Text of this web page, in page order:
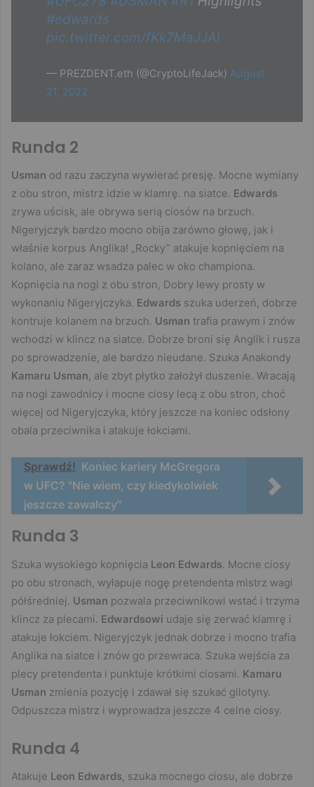
#edwards
pic.twitter.com/fKk7MaJJAl
— PREZDENT.eth (@CryptoLifeJack) August
21, 2022
Runda 2
Usman od razu zaczyna wywierać presję. Mocne wymiany
z obu stron, mistrz idzie w klamrę. na siatce. Edwards
zrywa uścisk, ale obrywa serią ciosów na brzuch.
Nigeryjczyk bardzo mocno obija zarówno głowę, jak i
właśnie korpus Anglika! „Rocky” atakuje kopnięciem na
kolano, ale zaraz wsadza palec w oko championa.
Kopnięcia na nogi z obu stron, Dobry lewy prosty w
wykonaniu Nigeryjczyka. Edwards szuka uderzeń, dobrze
kontruje kolanem na brzuch. Usman trafia prawym i znów
wchodzi w klincz na siatce. Dobrze broni się Anglik i rusza
po sprowadzenie, ale bardzo nieudane. Szuka Anakondy
Kamaru Usman, ale zbyt płytko założył duszenie. Wracają
na nogi zawodnicy i mocne ciosy lecą z obu stron, choć
więcej od Nigeryjczyka, który jeszcze na koniec odsłony
obala przeciwnika i atakuje łokciami.
Sprawdź! Koniec kariery McGregora
w UFC? "Nie wiem, czy kiedykolwiek
jeszcze zawalczy"
Runda 3
Szuka wysokiego kopnięcia Leon Edwards. Mocne ciosy
po obu stronach, wyłapuje nogę pretendenta mistrz wagi
półśredniej. Usman pozwala przeciwnikowi wstać i trzyma
klincz za plecami. Edwardsowi udaje się zerwać klamrę i
atakuje łokciem. Nigeryjczyk jednak dobrze i mocno trafia
Anglika na siatce i znów go przewraca. Szuka wejścia za
plecy pretendenta i punktuje krótkimi ciosami. Kamaru
Usman zmienia pozycję i zdawał się szukać gilotyny.
Odpuszcza mistrz i wyprowadza jeszcze 4 celne ciosy.
Runda 4
Atakuje Leon Edwards, szuka mocnego ciosu, ale dobrze